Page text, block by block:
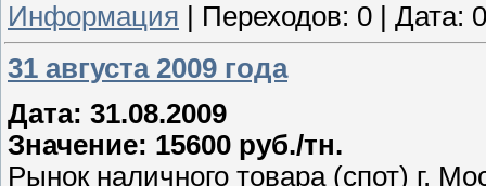
Информация
Переходов: 0 Дата:
31 августа 2009 года
Дата: 31.08.2009
Значение: 15600 руб./тн.
Рынок наличного товара (спот) г.